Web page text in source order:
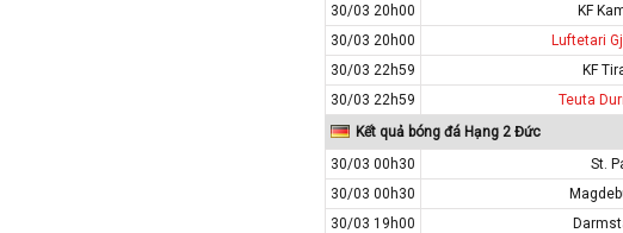
30/03 20h00
KF
30/03 20h00
Luftetari
30/03 22h59
KF
30/03 22h59
Teuta
Kết quả bóng đá Hạng 2 Đức
30/03 00h30
St.
30/03 00h30
30/03 19h00